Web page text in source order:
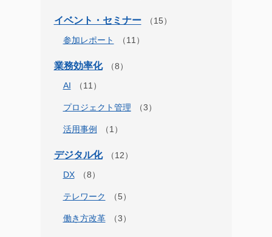
イベント・セミナー
参加レポート
業務効率化
AI
プロジェクト管理
活用事例
デジタル化
DX
テレワーク
働き方改革